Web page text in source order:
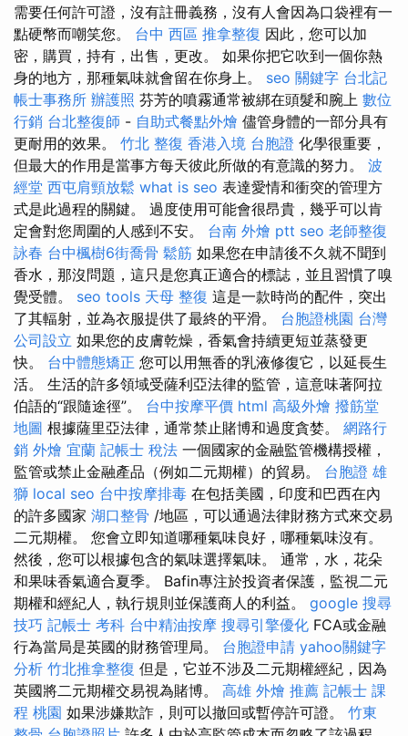
需要任何許可證，沒有註冊義務，沒有人會因為口袋裡有一
點硬幣而嘲笑您。 台中 西區 推拿整復 因此，您可以加
密，購買，持有，出售，更改。 如果你把它吹到一個你熱
身的地方，那種氣味就會留在你身上。 seo 關鍵字 台北記
帳士事務所 辦護照 芬芳的噴霧通常被綁在頭髮和腕上 數位
行銷 台北整復師 - 自助式餐點外燴 儘管身體的一部分具有
更耐用的效果。 竹北 整復 香港入境 台胞證 化學很重要，
但最大的作用是當事方每天彼此所做的有意識的努力。 波
經堂 西屯肩頸放鬆 what is seo 表達愛情和衝突的管理方
式是此過程的關鍵。 過度使用可能會很昂貴，幾乎可以肯
定會對您周圍的人感到不安。 台南 外燴 ptt seo 老師整復
詠春 台中楓樹6街喬骨 鬆筋 如果您在申請後不久就不聞到
香水，那沒問題，這只是您真正適合的標誌，並且習慣了嗅
覺受體。 seo tools 天母 整復 這是一款時尚的配件，突出
了其輻射，並為衣服提供了最終的平滑。 台胞證桃園 台灣
公司設立 如果您的皮膚乾燥，香氣會持續更短並蒸發更
快。 台中體態矯正 您可以用無香的乳液修復它，以延長生
活。 生活的許多領域受薩利亞法律的監管，這意味著阿拉
伯語的“跟隨途徑”。 台中按摩平價 html 高級外燴 撥筋堂
地圖 根據薩里亞法律，通常禁止賭博和過度貪婪。 網路行
銷 外燴 宜蘭 記帳士 稅法 一個國家的金融監管機構授權，
監管或禁止金融產品（例如二元期權）的貿易。 台胞證 雄
獅 local seo 台中按摩排毒 在包括美國，印度和巴西在內
的許多國家 湖口整骨 /地區，可以通過法律財務方式來交易
二元期權。 您會立即知道哪種氣味良好，哪種氣味沒有。
然後，您可以根據包含的氣味選擇氣味。 通常，水，花朵
和果味香氣適合夏季。 Bafin專注於投資者保護，監視二元
期權和經紀人，執行規則並保護商人的利益。 google 搜尋
技巧 記帳士 考科 台中精油按摩 搜尋引擎優化 FCA或金融
行為當局是英國的財務管理局。 台胞證申請 yahoo關鍵字
分析 竹北推拿整復 但是，它並不涉及二元期權經紀，因為
英國將二元期權交易視為賭博。 高雄 外燴 推薦 記帳士 課
程 桃園 如果涉嫌欺詐，則可以撤回或暫停許可證。 竹東